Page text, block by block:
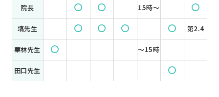
院長 〇 〇 15時〜 〇
塙先生 〇 〇 〇 〇 第2.4
栗林先生 〇 〜15時
田口先生 〇